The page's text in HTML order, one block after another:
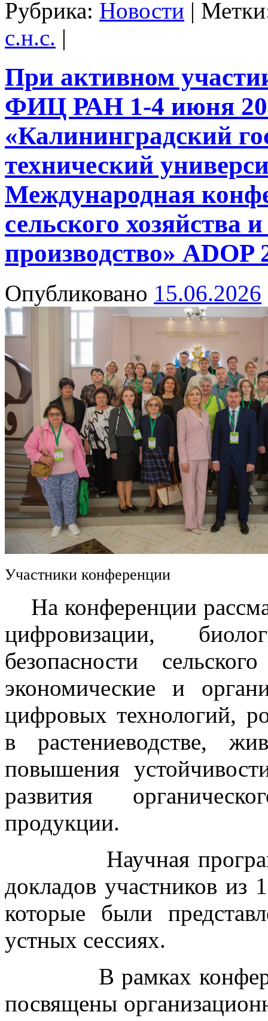
Рубрика: Новости |
с.н.с. |
При активном
ФИЦ РАН 1-4 июня
«Калининградский
технический
Международная
сельского хозяйства
производство» ADOP
Опубликовано 15.06.2026
Участники конференции
На конференции
цифровизации,
безопасности
экономические и
цифровых технологий,
в растениеводстве,
повышения
развития
продукции.
Научная программа
докладов участников из
которые были
устных сессиях.
В рамках
посвящены